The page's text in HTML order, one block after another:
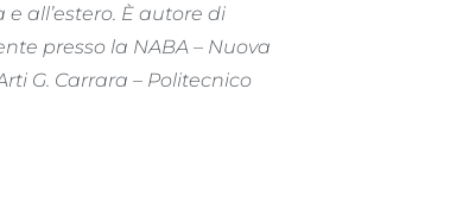
all’estero. È autore di
presso la NABA – Nuova
G. Carrara – Politecnico